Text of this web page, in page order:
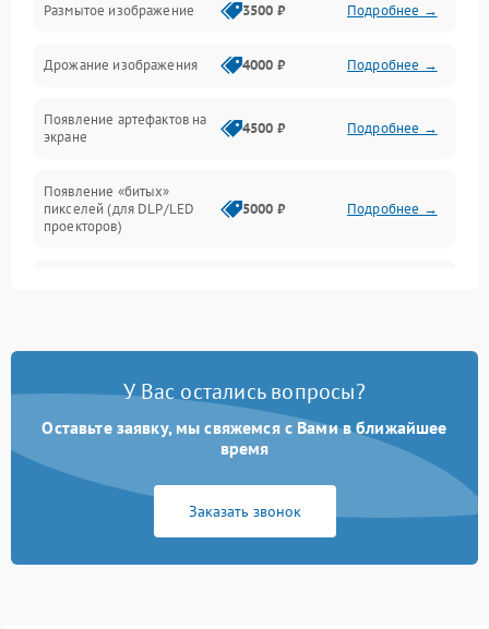
Размытое изображение 3500 ₽ Подробнее →
Дрожание изображения 4000 ₽ Подробнее →
Появление артефактов на
экране
4500 ₽ Подробнее →
Появление «битых»
пикселей (для DLP/LED
проекторов)
5000 ₽ Подробнее →
Нестабильная яркость или
Неравномерная подсветка
4500 ₽ Подробнее →
автоматическая коррекция
трапеции (Keystone)
3000 ₽ Подробнее →
У Вас остались вопросы?
Оставьте заявку, мы свяжемся с Вами в ближайшее
время
Заказать звонок